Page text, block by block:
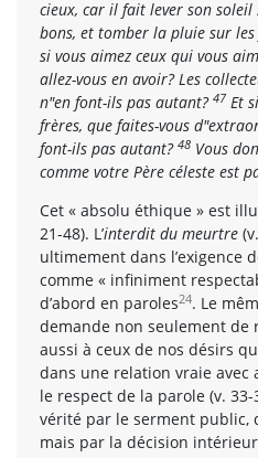
cieux, car il fait lever son
bons, et tomber la pluie sur
si vous aimez ceux qui vous
allez-vous en avoir? Les
n"en font-ils pas autant? 47 Et
frères, que faites-vous
font-ils pas autant? 48 Vous
comme votre Père céleste est
Cet « absolu éthique » est
21-48). L’interdit du meurtre
ultimement dans l’exigence
comme « infiniment
d’abord en paroles24. Le
demande non seulement de
aussi à ceux de nos désirs
dans une relation vraie avec
le respect de la parole (v. 33-
vérité par le serment public,
mais par la décision